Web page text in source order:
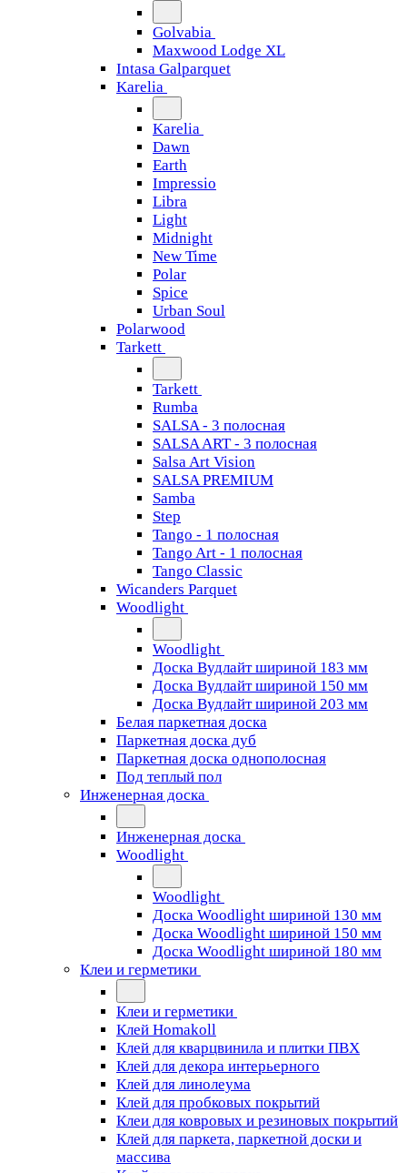
Golvabia
Maxwood Lodge XL
Intasa Galparquet
Karelia
Karelia
Dawn
Earth
Impressio
Libra
Light
Midnight
New Time
Polar
Spice
Urban Soul
Polarwood
Tarkett
Tarkett
Rumba
SALSA - 3 полосная
SALSA ART - 3 полосная
Salsa Art Vision
SALSA PREMIUM
Samba
Step
Tango - 1 полосная
Tango Art - 1 полосная
Tango Classiс
Wicanders Parquet
Woodlight
Woodlight
Доска Вудлайт шириной 183 мм
Доска Вудлайт шириной 150 мм
Доска Вудлайт шириной 203 мм
Белая паркетная доска
Паркетная доска дуб
Паркетная доска однополосная
Под теплый пол
Инженерная доска
Инженерная доска
Woodlight
Woodlight
Доска Woodlight шириной 130 мм
Доска Woodlight шириной 150 мм
Доска Woodlight шириной 180 мм
Клеи и герметики
Клеи и герметики
Клей Homakoll
Клей для кварцвинила и плитки ПВХ
Клей для декора интерьерного
Клей для линолеума
Клей для пробковых покрытий
Клеи для ковровых и резиновых покрытий
Клей для паркета, паркетной доски и
массива